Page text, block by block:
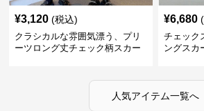
¥3,120 (税込)
クラシカルな雰囲気漂う、プリ
ーツロング丈チェック柄スカー
¥6,680
チェック
ングスカ
人気アイテム一覧へ